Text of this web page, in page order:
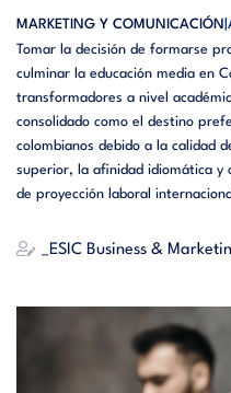
MARKETING Y COMUNICACIÓN
Tomar la decisión de formarse
culminar la educación media en
transformadores a nivel
consolidado como el destino
colombianos debido a la calidad
superior, la afinidad idiomática y
de proyección laboral
_ESIC Business &